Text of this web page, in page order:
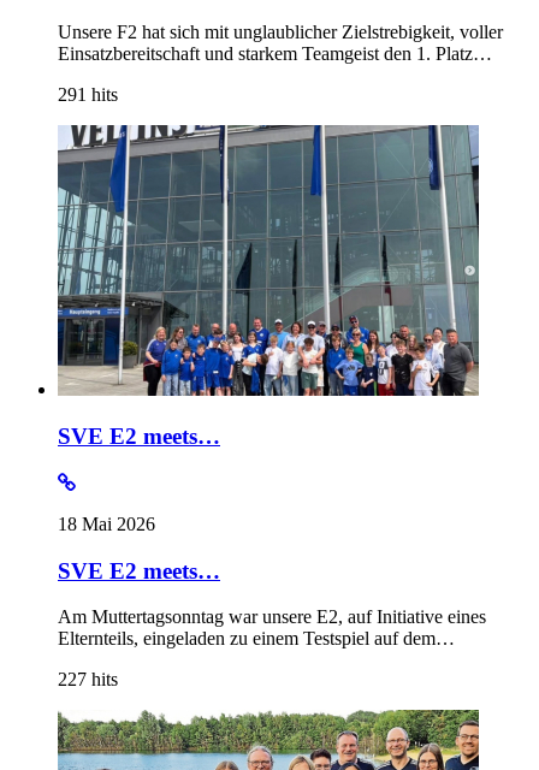
Unsere F2 hat sich mit unglaublicher Zielstrebigkeit, voller
Einsatzbereitschaft und starkem Teamgeist den 1. Platz…
291 hits
SVE E2 meets…
18 Mai 2026
SVE E2 meets…
Am Muttertagsonntag war unsere E2, auf Initiative eines
Elternteils, eingeladen zu einem Testspiel auf dem…
227 hits